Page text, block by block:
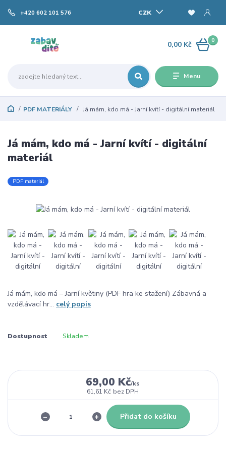
Menu
CZK
+420 602 101 576
0
0,00 Kč
PDF MATERIÁLY Já mám, kdo má - Jarní kvítí - digitální materiál
Já mám, kdo má - Jarní kvítí - digitální
materiál
PDF materiál
Já mám, kdo má – Jarní květiny (PDF hra ke stažení) Zábavná a
vzdělávací hr... celý popis
Dostupnost Skladem
69,00 Kč/ks
61,61 Kč bez DPH
Přidat do košíku